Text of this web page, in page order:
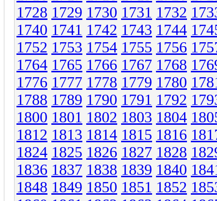
1728 1729 1730 1731 1732
1740 1741 1742 1743 1744
1752 1753 1754 1755 1756
1764 1765 1766 1767 1768
1776 1777 1778 1779 1780
1788 1789 1790 1791 1792
1800 1801 1802 1803 1804
1812 1813 1814 1815 1816
1824 1825 1826 1827 1828
1836 1837 1838 1839 1840
1848 1849 1850 1851 1852